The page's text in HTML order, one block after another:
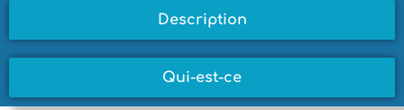
Description
Qui-est-ce